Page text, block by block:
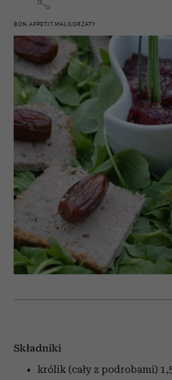
BON.APPETIT.MALGORZATY
Składniki
królik (cały z podrobami)